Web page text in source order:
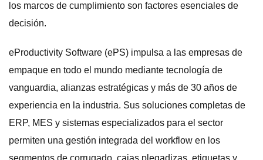
los marcos de cumplimiento son factores esenciales de
decisión.
eProductivity Software (ePS) impulsa a las empresas de
empaque en todo el mundo mediante tecnología de
vanguardia, alianzas estratégicas y más de 30 años de
experiencia en la industria. Sus soluciones completas de
ERP, MES y sistemas especializados para el sector
permiten una gestión integrada del workflow en los